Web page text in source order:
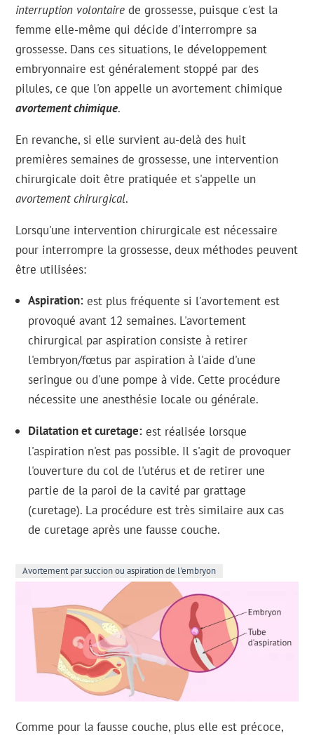
interruption volontaire de grossesse, puisque c'est la
femme elle-même qui décide d'interrompre sa
grossesse. Dans ces situations, le développement
embryonnaire est généralement stoppé par des
pilules, ce que l'on appelle un avortement chimique
avortement chimique.
En revanche, si elle survient au-delà des huit
premières semaines de grossesse, une intervention
chirurgicale doit être pratiquée et s'appelle un
avortement chirurgical.
Lorsqu'une intervention chirurgicale est nécessaire
pour interrompre la grossesse, deux méthodes peuvent
être utilisées:
Aspiration est plus fréquente si l'avortement est
provoqué avant 12 semaines. L'avortement
chirurgical par aspiration consiste à retirer
l'embryon/fœtus par aspiration à l'aide d'une
seringue ou d'une pompe à vide. Cette procédure
nécessite une anesthésie locale ou générale.
Dilatation et curetage est réalisée lorsque
l'aspiration n'est pas possible. Il s'agit de provoquer
l'ouverture du col de l'utérus et de retirer une
partie de la paroi de la cavité par grattage
(curetage). La procédure est très similaire aux cas
de curetage après une fausse couche.
Avortement par succion ou aspiration de l'embryon
Comme pour la fausse couche, plus elle est précoce,